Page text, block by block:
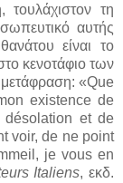
τη
αυτής
είναι το
κενοτάφιο των
μετάφραση: «Que
existence de
et de
voir, de ne point
je vous en
Italiens, εκδ.